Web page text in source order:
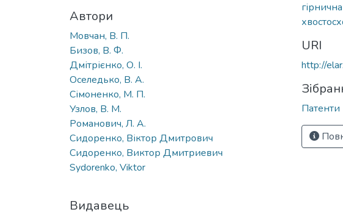
Автори
Мовчан, В. П.
Бизов, В. Ф.
Дмітрієнко, О. І.
Оселедько, В. А.
Сімоненко, М. П.
Узлов, В. М.
Романович, Л. А.
Сидоренко, Віктор Дмитрович
Сидоренко, Виктор Дмитриевич
Sydorenko, Viktor
Видавець
URI
http://
Патенти